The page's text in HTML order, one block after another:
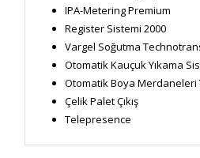
IPA-Metering Premium
Register Sistemi 2000
Vargel Soğutma
Otomatik Kauçuk Yıkama
Otomatik Boya Merdaneleri
Çelik Palet Çıkış
Telepresence